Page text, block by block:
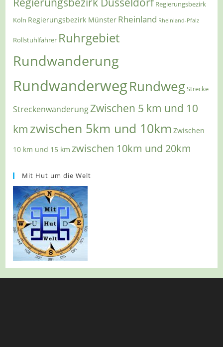
Regierungsbezirk
Köln Regierungsbezirk Münster Rheinland Rheinland-Pfalz
Rollstuhlfahrer Ruhrgebiet
Rundwanderung
RundwanderwegRundwegStrecke
StreckenwanderungZwischen 5 km und 10
km zwischen 5km und 10km Zwischen
10 km und 15 km zwischen 10km und 20km
Mit Hut um die Welt